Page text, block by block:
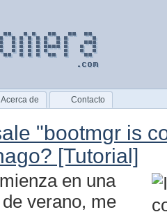
Acerca de Contacto
"bootmgr is
[Tutorial]
en una
verano, me